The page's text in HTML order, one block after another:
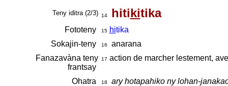
Teny iditra (2/3) 14 hitikitika
Fototeny 15 hitika
Sokajin-teny
16
anarana
Fanazavàna teny
frantsay
17 action de marcher lestement,
Ohatra 18
ary hotapahiko ny lohan-